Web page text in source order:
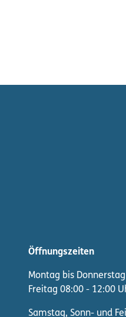
Öffnungszeiten
Montag bis
Freitag 08:00 - 12:00
Samstag, Sonn- und